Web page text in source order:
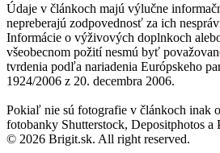
Údaje v článkoch majú výlučne
nepreberajú zodpovednosť za ich
Informácie o výživových doplnkoch
všeobecnom požití nesmú byť
tvrdenia podľa nariadenia Európskeho
1924/2006 z 20. decembra 2006.
Pokiaľ nie sú fotografie v článkoch inak
fotobanky Shutterstock, Depositphotos a
© 2026 Brigit.sk. All right reserved.